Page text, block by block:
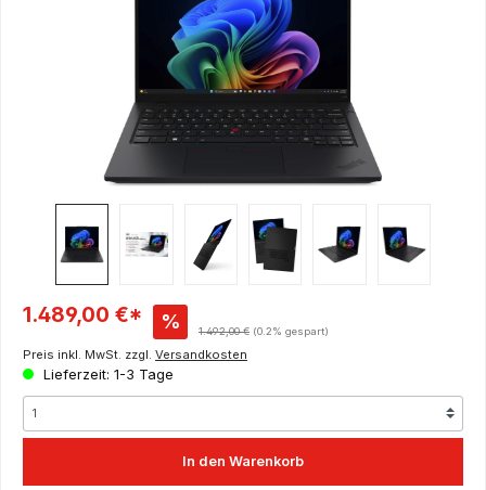
Verkaufspreis:
1.489,00 €* % Regulärer Preis:
1.492,00 € (0.2% gespart)
Preis inkl. MwSt. zzgl. Versandkosten
Lieferzeit: 1-3 Tage
In den Warenkorb